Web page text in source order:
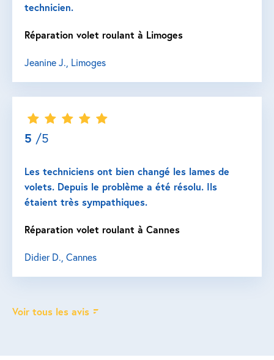
technicien.
Réparation volet roulant à Limoges
Jeanine J., Limoges
5 /5
Les techniciens ont bien changé les lames de
volets. Depuis le problème a été résolu. Ils
étaient très sympathiques.
Réparation volet roulant à Cannes
Didier D., Cannes
Voir tous les avis